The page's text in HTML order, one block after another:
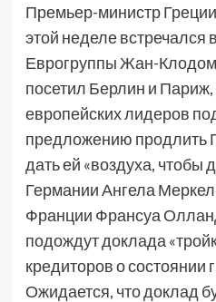
Премьер-министр
этой неделе встречался
Еврогруппы Жан-
посетил Берлин и Париж,
европейских лидеров
предложению продлить
дать ей «воздуха, чтобы
Германии Ангела
Франции Франсуа
подождут доклада
кредиторов о состоянии
Ожидается, что доклад